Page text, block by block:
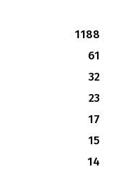
1188
61
32
23
17
15
14